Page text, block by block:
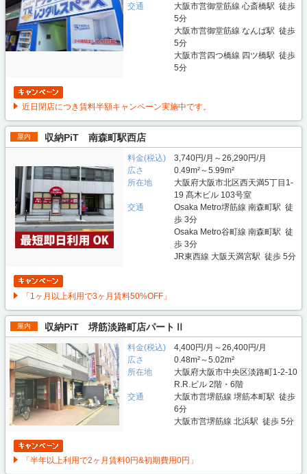
交通
大阪市営御堂筋線 心斎橋駅 徒歩
5分
大阪市営御堂筋線 なんば駅 徒歩
5分
大阪市営四つ橋線 四ツ橋駅 徒歩
5分
近日閉店につき賃料半額キャンペーン実施中です。
屋内 収納PiT 南森町駅西店
料金(税込)
3,740円/月～26,290円/月
広さ
0.49m²～5.99m²
所在地
大阪府大阪市北区西天満5丁目1-
19 髙木ビル 103号室
交通
Osaka Metro堺筋線 南森町駅 徒
歩 3分
Osaka Metro谷町線 南森町駅 徒
歩 3分
JR東西線 大阪天満宮駅 徒歩 5分
「1ヶ月以上利用で3ヶ月賃料50%OFF」
屋内 収納PiT 堺筋淡路町店パートⅡ
料金(税込)
4,400円/月～26,400円/月
広さ
0.48m²～5.02m²
所在地
大阪府大阪市中央区淡路町1-2-10
R.R.ビル 2階・6階
交通
大阪市営堺筋線 堺筋本町駅 徒歩
6分
大阪市営堺筋線 北浜駅 徒歩 5分
「半年以上利用で2ヶ月賃料0円&初期費用0円」